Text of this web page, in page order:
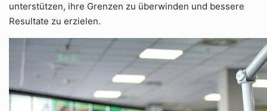
unterstützen, ihre Grenzen zu überwinden und bessere
Resultate zu erzielen.